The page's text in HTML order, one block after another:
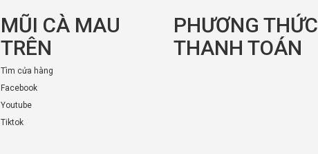
MŨI CÀ MAU
TRÊN
Tìm cửa hàng
Facebook
Youtube
Tiktok
PHƯƠNG THỨC
THANH TOÁN